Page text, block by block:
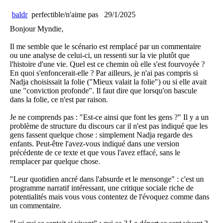
baldr perfectible/n'aime pas
29/1/2025
Bonjour Myndie,
Il me semble que le scénario est remplacé par un commentaire
ou une analyse de celui-ci, un ressenti sur la vie plutôt que
l'histoire d'une vie. Quel est ce chemin où elle s'est fourvoyée ?
En quoi s'enfoncerait-elle ? Par ailleurs, je n'ai pas compris si
Nadja choisissait la folie ("Mieux valait la folie") ou si elle avait
une "conviction profonde". Il faut dire que lorsqu'on bascule
dans la folie, ce n'est par raison.
Je ne comprends pas : "Est-ce ainsi que font les gens ?" Il y a un
problème de structure du discours car il n'est pas indiqué que les
gens fassent quelque chose : simplement Nadja regarde des
enfants. Peut-être l'avez-vous indiqué dans une version
précédente de ce texte et que vous l'avez effacé, sans le
remplacer par quelque chose.
"Leur quotidien ancré dans l'absurde et le mensonge" : c'est un
programme narratif intéressant, une critique sociale riche de
potentialités mais vous vous contentez de l'évoquez comme dans
un commentaire.